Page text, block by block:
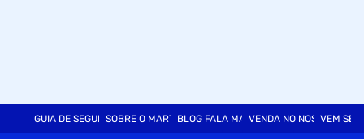
GUIA DE SEGURANÇASOBRE O MARTINSBLOG FALA MARTVENDA NO NOSSO SITE
VEM SER